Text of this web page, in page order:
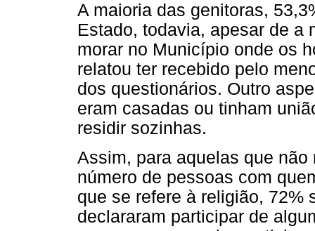
A maioria das genitoras,
Estado, todavia, apesar de a
morar no Município onde os
relatou ter recebido pelo
dos questionários. Outro
eram casadas ou tinham
residir sozinhas.
Assim, para aquelas que
número de pessoas com
que se refere à religião, 72%
declararam participar de